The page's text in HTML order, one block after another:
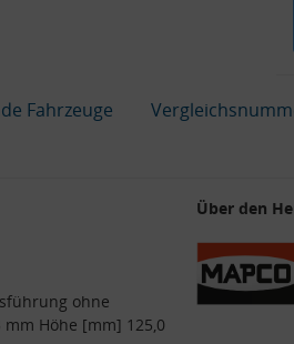
Fahrzeuge
ohne
Höhe [mm] 125,0
Über den